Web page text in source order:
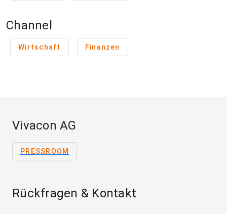
Channel
Wirtschaft Finanzen
Vivacon AG
PRESSROOM
Rückfragen & Kontakt